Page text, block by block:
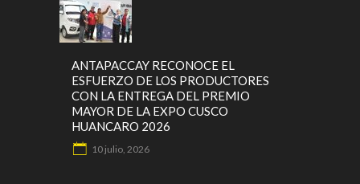
ANTAPACCAY RECONOCE EL
ESFUERZO DE LOS PRODUCTORES
CON LA ENTREGA DEL PREMIO
MAYOR DE LA EXPO CUSCO
HUANCARO 2026
10 julio, 2026